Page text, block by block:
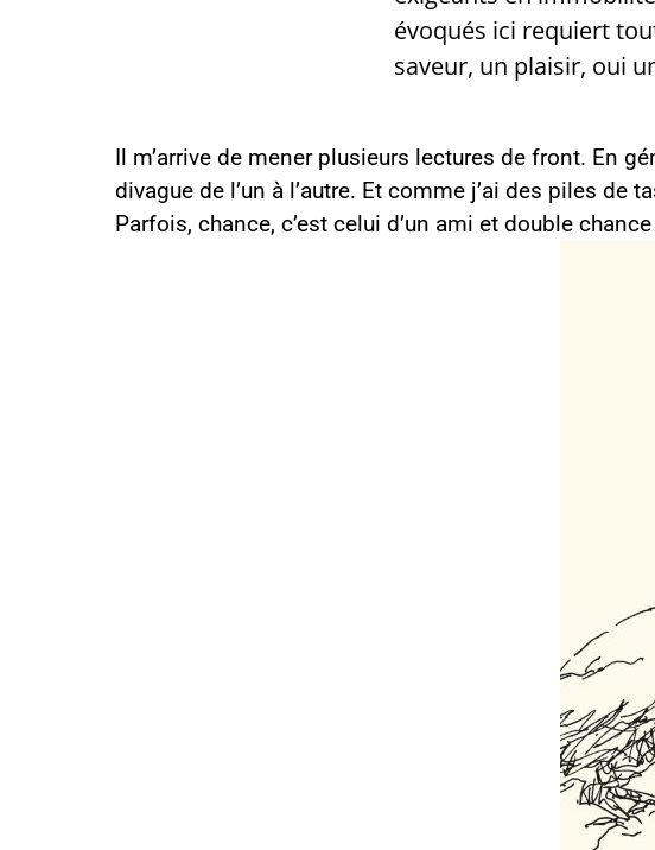
évoqués ici requiert
saveur, un plaisir, oui
Il m’arrive de mener plusieurs lectures de front. En
divague de l’un à l’autre. Et comme j’ai des piles de
Parfois, chance, c’est celui d’un ami et double